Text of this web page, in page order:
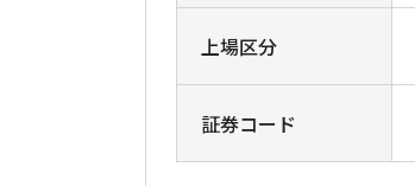
上場区分
証券コード